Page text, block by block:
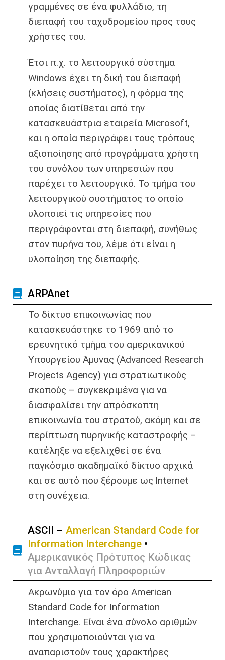
γραμμένες σε ένα φυλλάδιο, τη
διεπαφή του ταχυδρομείου προς τους
χρήστες του.
Έτσι π.χ. το λειτουργικό σύστημα
Windows έχει τη δική του διεπαφή
(κλήσεις συστήματος), η φόρμα της
οποίας διατίθεται από την
κατασκευάστρια εταιρεία Microsoft,
και η οποία περιγράφει τους τρόπους
αξιοποίησης από προγράμματα χρήστη
του συνόλου των υπηρεσιών που
παρέχει το λειτουργικό. Το τμήμα του
λειτουργικού συστήματος το οποίο
υλοποιεί τις υπηρεσίες που
περιγράφονται στη διεπαφή, συνήθως
στον πυρήνα του, λέμε ότι είναι η
υλοποίηση της διεπαφής.
ARPAnet
Το δίκτυο επικοινωνίας που
κατασκευάστηκε το 1969 από το
ερευνητικό τμήμα του αμερικανικού
Υπουργείου Άμυνας (Advanced Research
Projects Agency) για στρατιωτικούς
σκοπούς – συγκεκριμένα για να
διασφαλίσει την απρόσκοπτη
επικοινωνία του στρατού, ακόμη και σε
περίπτωση πυρηνικής καταστροφής –
κατέληξε να εξελιχθεί σε ένα
παγκόσμιο ακαδημαϊκό δίκτυο αρχικά
και σε αυτό που ξέρουμε ως lnternet
στη συνέχεια.
ASCII – American Standard Code for
Information Interchange •
Αμερικανικός Πρότυπος Κώδικας
για Ανταλλαγή Πληροφοριών
Ακρωνύμιο για τον όρο American
Standard Code for Information
Interchange. Είναι ένα σύνολο αριθμών
που χρησιμοποιούνται για να
αναπαριστούν τους χαρακτήρες